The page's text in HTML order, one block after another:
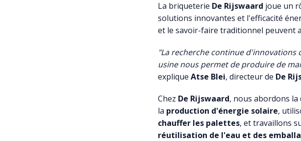
La briqueterie De Rijswaard joue un
solutions innovantes et l'efficacité
et le savoir-faire traditionnel peuvent
"La recherche continue
usine nous permet de produire de
explique Atse Blei, directeur de De
Chez De Rijswaard, nous abordons
la production d'énergie solaire,
chauffer les palettes, et travaillons
réutilisation de l'eau et des